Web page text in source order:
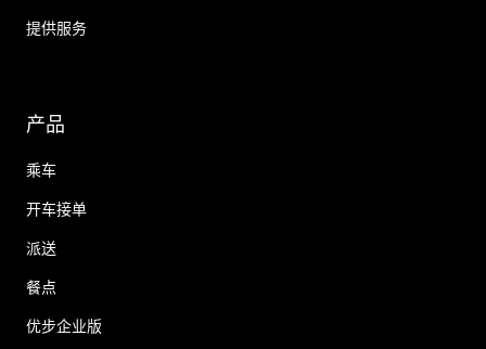
提供服务
产品
乘车
开车接单
派送
餐点
优步企业版